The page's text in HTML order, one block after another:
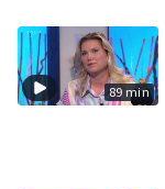
89 min